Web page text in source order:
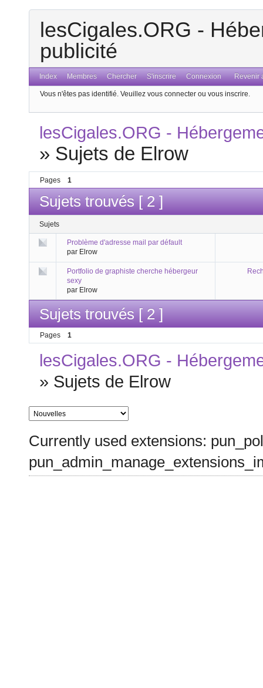
lesCigales.ORG -
publicité
Index Membres Chercher S'inscrire Connexion Revenir
Vous n'êtes pas identifié. Veuillez vous connecter ou vous inscrire.
lesCigales.ORG -
» Sujets de Elrow
Pages 1
Sujets trouvés [ 2 ]
Sujets
Problème d'adresse mail par défault
par Elrow
Portfolio de graphiste cherche hébergeur
sexy
par Elrow
Sujets trouvés [ 2 ]
Pages 1
lesCigales.ORG -
» Sujets de Elrow
Currently used extensions: